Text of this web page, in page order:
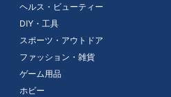
ヘルス・ビューティー
DIY・工具
スポーツ・アウトドア
ファッション・雑貨
ゲーム用品
ホビー